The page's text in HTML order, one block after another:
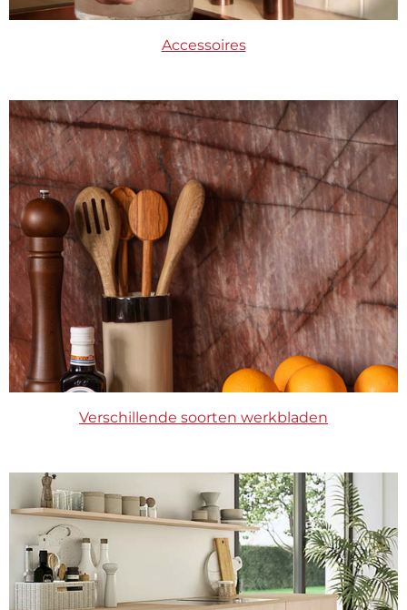
Accessoires
Verschillende soorten werkbladen